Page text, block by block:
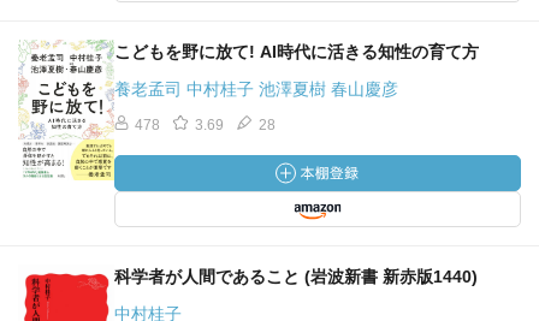
こどもを野に放て! AI時代に活きる知性の育て方
養老孟司 中村桂子 池澤夏樹 春山慶彦
478 3.69 28
科学者が人間であること (岩波新書 新赤版1440)
中村桂子